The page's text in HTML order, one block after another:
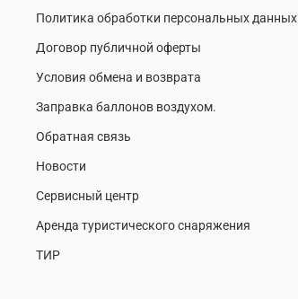
Политика обработки персональных данных
Договор публичной оферты
Условия обмена и возврата
Заправка баллонов воздухом.
Обратная связь
Новости
Сервисный центр
Аренда туристического снаряжения
ТИР